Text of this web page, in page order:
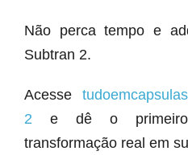
Não perca tempo e
Subtran 2.
Acesse
2 e dê o primeiro
transformação real em